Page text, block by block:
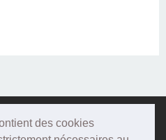
des cookies